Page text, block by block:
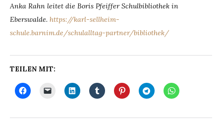
Anka Rahn leitet die Boris Pfeiffer Schulbibliothek in
Eberswalde. https://karl-sellheim-
schule.barnim.de/schulalltag-partner/bibliothek/
TEILEN MIT: